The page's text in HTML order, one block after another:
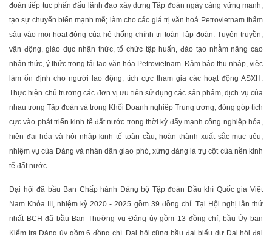
đoàn tiếp tục phấn đấu lãnh đạo xây dựng Tập đoàn ngày càng vững mạnh,
tạo sự chuyển biến mạnh mẽ; làm cho các giá trị văn hoá Petrovietnam thấm
sâu vào mọi hoạt động của hệ thống chính trị toàn Tập đoàn. Tuyên truyền,
vận động, giáo dục nhận thức, tổ chức tập huấn, đào tạo nhằm nâng cao
nhận thức, ý thức trong tái tạo văn hóa Petrovietnam. Đảm bảo thu nhập, việc
làm ổn định cho người lao động, tích cực tham gia các hoạt động ASXH.
Thực hiện chủ trương các đơn vị ưu tiên sử dụng các sản phẩm, dịch vụ của
nhau trong Tập đoàn và trong Khối Doanh nghiệp Trung ương, đóng góp tích
cực vào phát triển kinh tế đất nước trong thời kỳ đẩy mạnh công nghiệp hóa,
hiện đại hóa và hội nhập kinh tế toàn cầu, hoàn thành xuất sắc mục tiêu,
nhiệm vụ của Đảng và nhân dân giao phó, xứng đáng là trụ cột của nền kinh
tế đất nước.
Đại hội đã bầu Ban Chấp hành Đảng bộ Tập đoàn Dầu khí Quốc gia Việt
Nam Khóa III, nhiệm kỳ 2020 - 2025 gồm 39 đồng chí. Tại Hội nghị lần thứ
nhất BCH đã bầu Ban Thường vụ Đảng ủy gồm 13 đồng chí; bầu Ủy ban
Kiểm tra Đảng ủy gồm 6 đồng chí. Đại hội cũng bầu đại biểu dự Đại hội đại